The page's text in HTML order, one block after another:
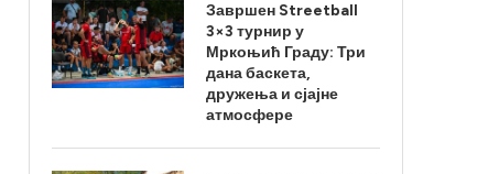
Завршен Streetball
3×3 турнир у
Мркоњић Граду: Три
дана баскета,
дружења и сјајне
атмосфере